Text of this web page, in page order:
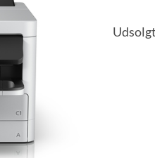
Udsolgt